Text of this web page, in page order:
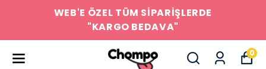
WEB'E ÖZEL TÜM SİPARİŞLERDE
"KARGO BEDAVA"
0